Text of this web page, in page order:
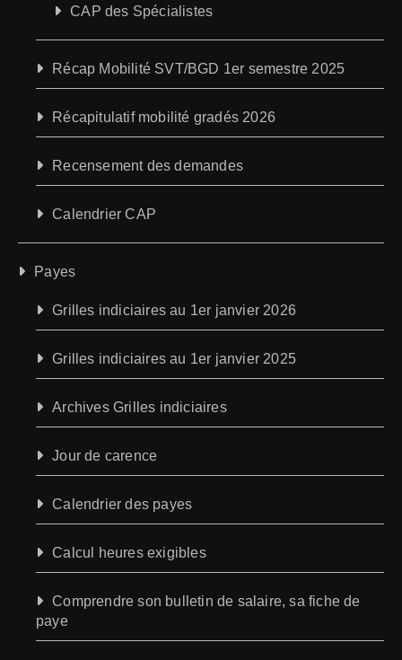
CAP des Spécialistes
Récap Mobilité SVT/BGD 1er semestre 2025
Récapitulatif mobilité gradés 2026
Recensement des demandes
Calendrier CAP
Payes
Grilles indiciaires au 1er janvier 2026
Grilles indiciaires au 1er janvier 2025
Archives Grilles indiciaires
Jour de carence
Calendrier des payes
Calcul heures exigibles
Comprendre son bulletin de salaire, sa fiche de
paye